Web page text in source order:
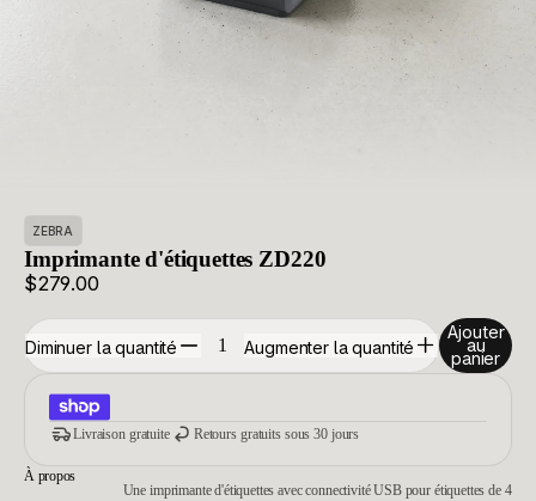
ZEBRA
Imprimante d'étiquettes ZD220
$279.00
Diminuer la quantité Augmenter la quantité
Ajouter
au
panier
Livraison gratuite Retours gratuits sous 30 jours
À propos
Une imprimante d'étiquettes avec connectivité USB pour étiquettes de 4